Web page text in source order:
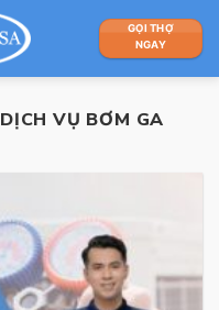
GỌI THỢ
NGAY
DỊCH VỤ BƠM GA